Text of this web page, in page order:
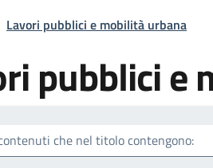
di pane
Lavori pubblici e mobilità urbana
pubblici e
che nel titolo contengono: